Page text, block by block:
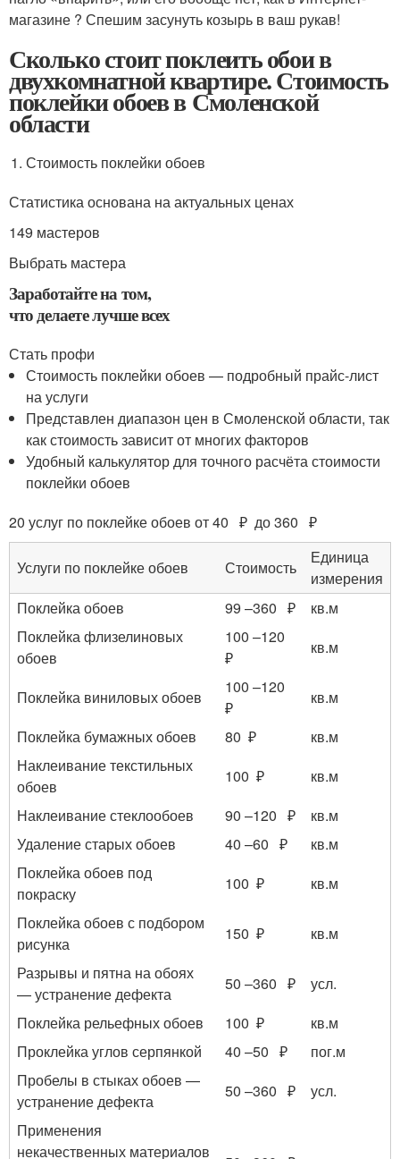
магазине ? Спешим засунуть козырь в ваш рукав!
Сколько стоит поклеить обои в
двухкомнатной квартире. Стоимость
поклейки обоев в Смоленской
области
Стоимость поклейки обоев
Статистика основана на актуальных ценах
149 мастеров
Выбрать мастера
Заработайте на том,
что делаете лучше всех
Стать профи
Стоимость поклейки обоев — подробный прайс-лист
на услуги
Представлен диапазон цен в Смоленской области, так
как стоимость зависит от многих факторов
Удобный калькулятор для точного расчёта стоимости
поклейки обоев
20 услуг по поклейке обоев от 40 ₽ до 360 ₽
Услуги по поклейке обоев Стоимость
Единица
измерения
Поклейка обоев
99 –360 ₽
кв.м
Поклейка флизелиновых
обоев
100 –120
₽
кв.м
Поклейка виниловых обоев
100 –120
₽
кв.м
Поклейка бумажных обоев
80 ₽
кв.м
Наклеивание текстильных
обоев
100 ₽
кв.м
Наклеивание стеклообоев
90 –120 ₽
кв.м
Удаление старых обоев
40 –60 ₽
кв.м
Поклейка обоев под
покраску
100 ₽
кв.м
Поклейка обоев с подбором
рисунка
150 ₽
кв.м
Разрывы и пятна на обоях
— устранение дефекта
50 –360 ₽
усл.
Поклейка рельефных обоев
100 ₽
кв.м
Проклейка углов серпянкой
40 –50 ₽
пог.м
Пробелы в стыках обоев —
устранение дефекта
50 –360 ₽
усл.
Применения
некачественных материалов